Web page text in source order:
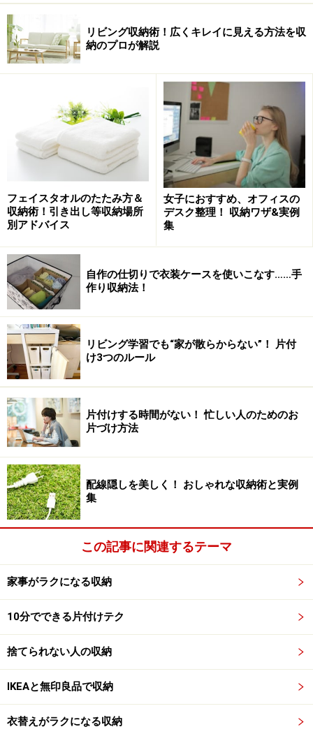
リビング収納術！広くキレイに見える方法を収
納のプロが解説
フェイスタオルのたたみ方＆
収納術！引き出し等収納場所
別アドバイス
女子におすすめ、オフィスの
デスク整理！ 収納ワザ&実例
集
自作の仕切りで衣装ケースを使いこなす……手
作り収納法！
リビング学習でも“家が散らからない”！ 片付
け3つのルール
片付けする時間がない！ 忙しい人のためのお
片づけ方法
配線隠しを美しく！ おしゃれな収納術と実例
集
この記事に関連するテーマ
家事がラクになる収納
10分でできる片付けテク
捨てられない人の収納
IKEAと無印良品で収納
衣替えがラクになる収納